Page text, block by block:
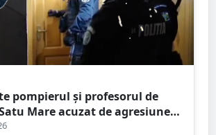
pompierul și profesorul de
Mare acuzat de agresiune
unui minor